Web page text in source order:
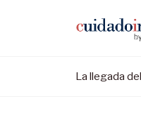
La llegada